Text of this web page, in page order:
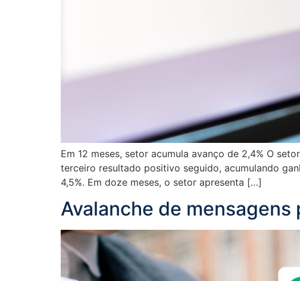
Em 12 meses, setor acumula avanço de 2,4% O
terceiro resultado positivo seguido, acumulando
4,5%. Em doze meses, o setor apresenta […]
Avalanche de